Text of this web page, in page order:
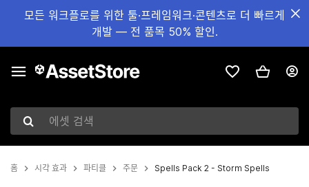
모든 워크플로를 위한 툴·프레임워크·콘텐츠로 더 빠르게
개발 — 전 품목 50% 할인.
에셋 검색
홈 시각 효과 파티클 주문 Spells Pack 2 - Storm Spells